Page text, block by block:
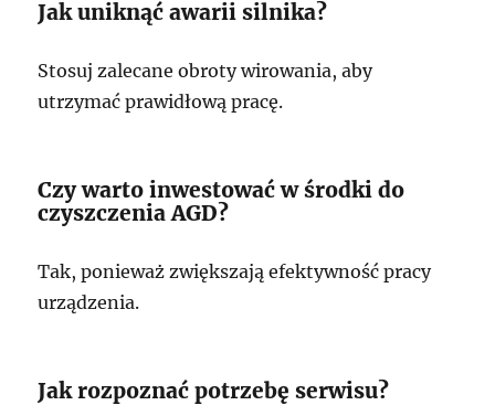
Jak uniknąć awarii silnika?
Stosuj zalecane obroty wirowania, aby
utrzymać prawidłową pracę.
Czy warto inwestować w środki do
czyszczenia AGD?
Tak, ponieważ zwiększają efektywność pracy
urządzenia.
Jak rozpoznać potrzebę serwisu?